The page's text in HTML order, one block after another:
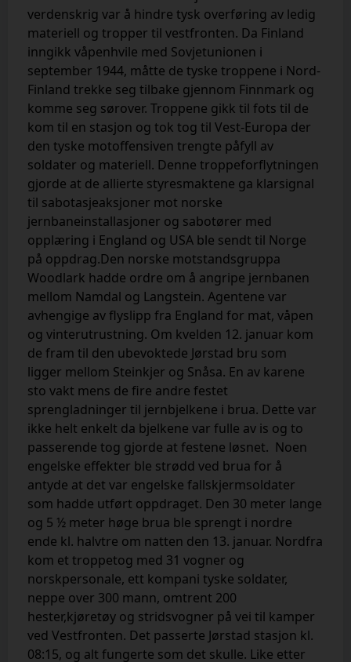
verdenskrig var å hindre tysk overføring av ledig
materiell og tropper til vestfronten. Da Finland
inngikk våpenhvile med Sovjetunionen i
september 1944, måtte de tyske troppene i Nord-
Finland trekke seg tilbake gjennom Finnmark og
komme seg sørover. Troppene gikk til fots til de
kom til en stasjon og tok tog til Vest-Europa der
den tyske motoffensiven trengte påfyll av
soldater og materiell. Denne troppeforflytningen
gjorde at de allierte styresmaktene ga klarsignal
til sabotasjeaksjoner mot norske
jernbaneinstallasjoner og sabotører med
opplæring i England og USA ble sendt til Norge
på oppdrag.Den norske motstandsgruppa
Woodlark hadde ordre om å angripe jernbanen
mellom Namdal og Langstein. Agentene var
avhengige av flyslipp fra England for mat, våpen
og vinterutrustning. Om kvelden 12. januar kom
de fram til den ubevoktede Jørstad bru som
ligger mellom Steinkjer og Snåsa. En av karene
sto vakt mens de fire andre festet
sprengladninger til jernbjelkene i brua. Dette var
ikke helt enkelt da bjelkene var fulle av is og to
passerende tog gjorde at festene løsnet. Noen
engelske effekter ble strødd ved brua for å
antyde at det var engelske fallskjermsoldater
som hadde utført oppdraget. Den 30 meter lange
og 5 ½ meter høge brua ble sprengt i nordre
ende kl. halvtre om natten den 13. januar. Nordfra
kom et troppetog med 31 vogner og
norskpersonale, ett kompani tyske soldater,
neppe over 300 mann, omtrent 200
hester,kjøretøy og stridsvogner på vei til kamper
ved Vestfronten. Det passerte Jørstad stasjon kl.
08:15, og alt fungerte som det skulle. Like etter